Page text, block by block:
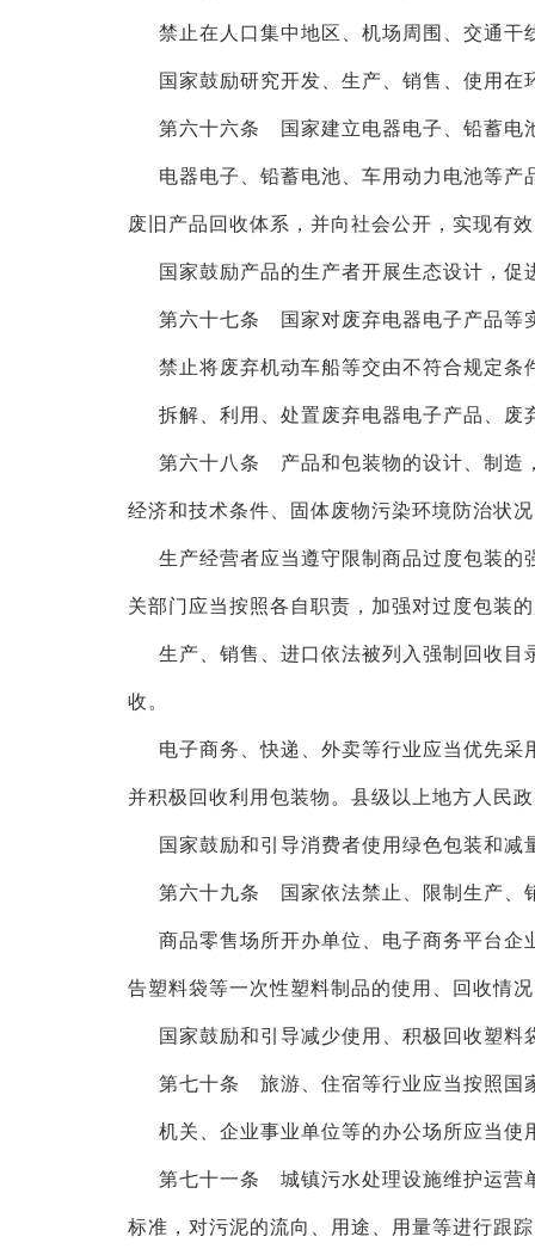
禁止在人口集中地区、机场周围、交通
国家鼓励研究开发、生产、销售、使用
第六十六条 国家建立电器电子、铅蓄电
电器电子、铅蓄电池、车用动力电池等
废旧产品回收体系，并向社会公开，实现有
国家鼓励产品的生产者开展生态设计，促
第六十七条 国家对废弃电器电子产品等
禁止将废弃机动车船等交由不符合规定条
拆解、利用、处置废弃电器电子产品、
第六十八条 产品和包装物的设计、制造
经济和技术条件、固体废物污染环境防治状
生产经营者应当遵守限制商品过度包装
关部门应当按照各自职责，加强对过度包装
生产、销售、进口依法被列入强制回收
收。
电子商务、快递、外卖等行业应当优先
并积极回收利用包装物。县级以上地方人民
国家鼓励和引导消费者使用绿色包装和减
第六十九条 国家依法禁止、限制生产、
商品零售场所开办单位、电子商务平台
告塑料袋等一次性塑料制品的使用、回收情
国家鼓励和引导减少使用、积极回收塑
第七十条 旅游、住宿等行业应当按照国
机关、企业事业单位等的办公场所应当
第七十一条 城镇污水处理设施维护运营
标准，对污泥的流向、用途、用量等进行跟